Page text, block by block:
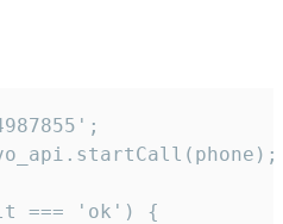
=== 'ok') {